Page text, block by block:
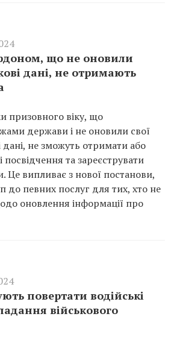
що не оновили
дані, не отримають
призовного віку, що
держави і не оновили свої
дані, не зможуть отримати або
посвідчення та зареєструвати
Це випливає з нової постанови,
до певних послуг для тих, хто не
оновлення інформації про
повертати водійські
військового